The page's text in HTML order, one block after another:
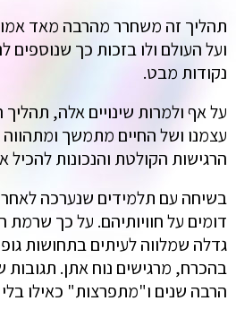
תהליך זה משחרר מהרבה מאד
ועל העולם ולו בזכות כך שנוספים
נקודות מבט.
על אף ולמרות שינויים אלה,
עצמנו ושל החיים מתמשך
הרגישות הקולטת והנכונות
בשיחה עם תלמידים שנערכה
דומים על חוויותיהם. על כך
גדלה שמלווה לעיתים בתחושות
בהכרח, מרגישים נוח אתן.
הרבה שנים ו"מתפרצות" כאילו